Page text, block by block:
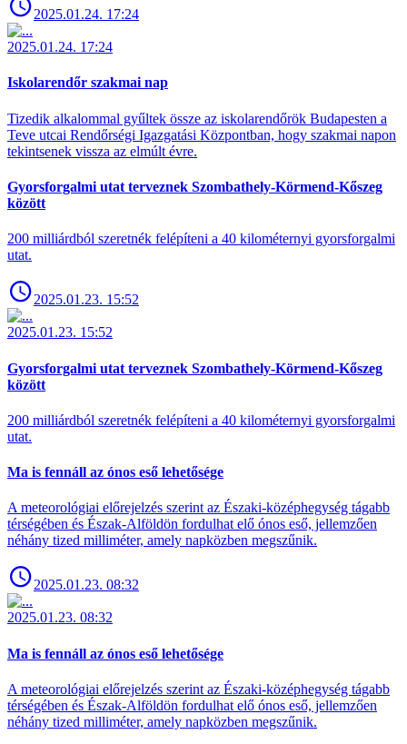
2025.01.24. 17:24
2025.01.24. 17:24
Iskolarendőr szakmai nap
Tizedik alkalommal gyűltek össze az iskolarendőrök Budapesten a
Teve utcai Rendőrségi Igazgatási Központban, hogy szakmai napon
tekintsenek vissza az elmúlt évre.
Gyorsforgalmi utat terveznek Szombathely-Körmend-Kőszeg
között
200 milliárdból szeretnék felépíteni a 40 kilométernyi gyorsforgalmi
utat.
2025.01.23. 15:52
2025.01.23. 15:52
Gyorsforgalmi utat terveznek Szombathely-Körmend-Kőszeg
között
200 milliárdból szeretnék felépíteni a 40 kilométernyi gyorsforgalmi
utat.
Ma is fennáll az ónos eső lehetősége
A meteorológiai előrejelzés szerint az Északi-középhegység tágabb
térségében és Észak-Alföldön fordulhat elő ónos eső, jellemzően
néhány tized milliméter, amely napközben megszűnik.
2025.01.23. 08:32
2025.01.23. 08:32
Ma is fennáll az ónos eső lehetősége
A meteorológiai előrejelzés szerint az Északi-középhegység tágabb
térségében és Észak-Alföldön fordulhat elő ónos eső, jellemzően
néhány tized milliméter, amely napközben megszűnik.